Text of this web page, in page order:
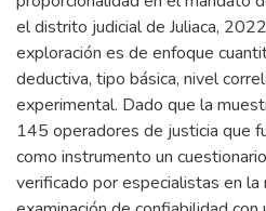
el distrito judicial de Juliaca,
exploración es de enfoque
deductiva, tipo básica, nivel
experimental. Dado que la
145 operadores de justicia que
como instrumento un
verificado por especialistas en la